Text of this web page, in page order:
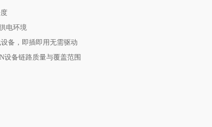
电环境
备，即插即用无需驱动
设备链路质量与覆盖范围